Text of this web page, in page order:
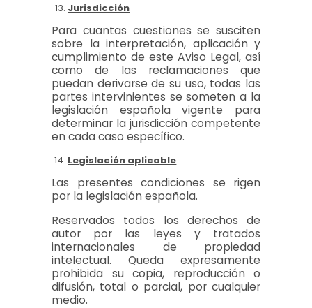
Jurisdicción
Para cuantas cuestiones se susciten
sobre la interpretación, aplicación y
cumplimiento de este Aviso Legal, así
como de las reclamaciones que
puedan derivarse de su uso, todas las
partes intervinientes se someten a la
legislación española vigente para
determinar la jurisdicción competente
en cada caso específico.
Legislación aplicable
Las presentes condiciones se rigen
por la legislación española.
Reservados todos los derechos de
autor por las leyes y tratados
internacionales de propiedad
intelectual. Queda expresamente
prohibida su copia, reproducción o
difusión, total o parcial, por cualquier
medio.